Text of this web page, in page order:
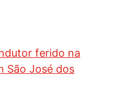
ferido na
São José dos